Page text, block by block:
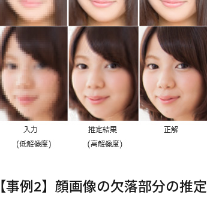
【事例2】顔画像の欠落部分の推定